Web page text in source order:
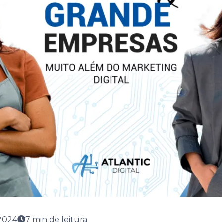
7 min de leitura